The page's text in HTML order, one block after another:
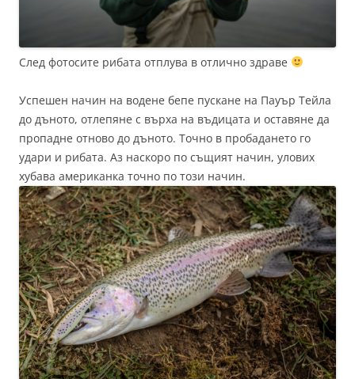
След фотосите рибата отплува в отлично здраве
Успешен начин на водене бепе пускане на Пауър Тейла
до дъното, отлепяне с върха на въдицата и оставяне да
пропадне отново до дъното. Точно в пробадането го
удари и рибата. Аз наскоро по същият начин, улових
хубава американка точно по този начин.